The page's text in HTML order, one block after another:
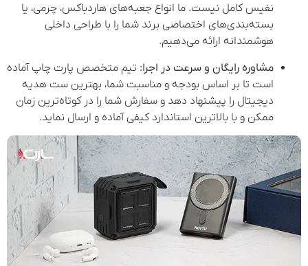
نفیس کامل نیست. ما انواع جعبه‌های هاردباکس، چرمی، یا
بسته‌بندی‌های اختصاصی برند شما را با طراحی داخلی
هوشمندانه ارائه می‌دهیم.
مشاوره رایگان و سرعت در اجرا: تیم متخصص پارت چاپ آماده
است تا بر اساس بودجه و مناسبت شما، بهترین ست هدیه
دیجیتال را پیشنهاد دهد و سفارش شما را در کوتاه‌ترین زمان
ممکن و با بالاترین استاندارد کیفی آماده و ارسال نماید.